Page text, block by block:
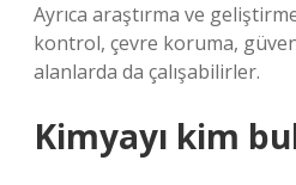
Ayrıca araştırma ve
kontrol, çevre koruma,
alanlarda da çalışabilirler.
Kimyayı kim